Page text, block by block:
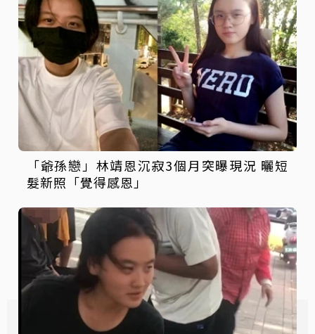
「爺孫戀」林靖恩沉寂3個月突曝現況 曬短
髮新照「覺得感恩」